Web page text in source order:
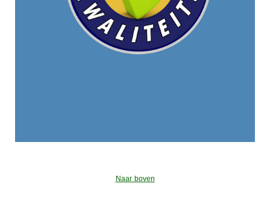
Naar boven